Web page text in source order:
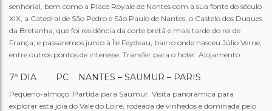
senhorial, bem como a Place Royale de Nantes com a sua fonte do século
XIX, a Catedral de São Pedro e São Paulo de Nantes, o Castelo dos Duques
da Bretanha, que foi residência da corte bretã e mais tarde do rei de
França; e passaremos junto à Île Feydeau, bairro onde nasceu Júlio Verne,
entre outros pontos de interesse. Transfer para o hotel. Alojamento.
7º DIA PC NANTES – SAUMUR – PARIS
Pequeno-almoço. Partida para Saumur. Visita panorâmica para
explorar esta jóia do Vale do Loire, rodeada de vinhedos e dominada pelo